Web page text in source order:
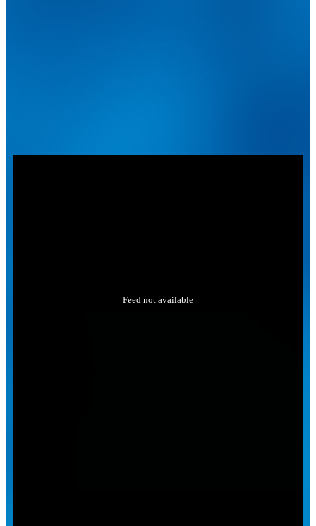
Feed not available